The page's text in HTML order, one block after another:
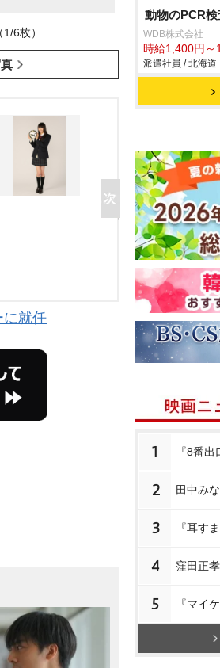
6枚）
に就任
動物のPCR
WDB株式会社
時給1,400円～
派遣社員 / 北海道
1 『8番
2 田中み
3 『耳す
4 窪田正
5 『マイ